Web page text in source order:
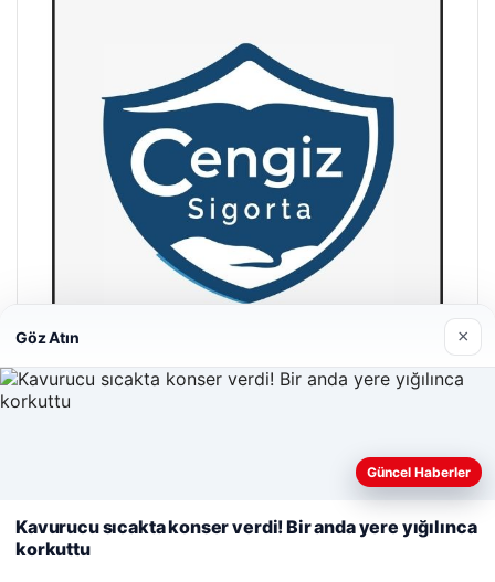
Hastaş Beton
Web sitemizi nasıl kullandığınızı daha iyi anlayabilmek,
kullanıyoruz.
Çerez Politikamız
Reddet
Göz Atın ×
Güncel Haberler
Kavurucu sıcakta konser verdi! Bir anda yere yığılınca
korkuttu